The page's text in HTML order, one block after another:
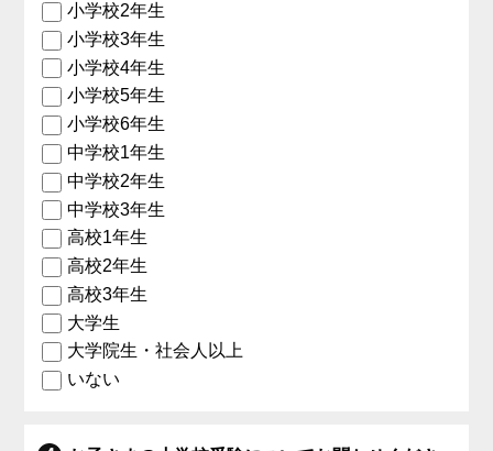
小学校2年生
小学校3年生
小学校4年生
小学校5年生
小学校6年生
中学校1年生
中学校2年生
中学校3年生
高校1年生
高校2年生
高校3年生
大学生
大学院生・社会人以上
いない